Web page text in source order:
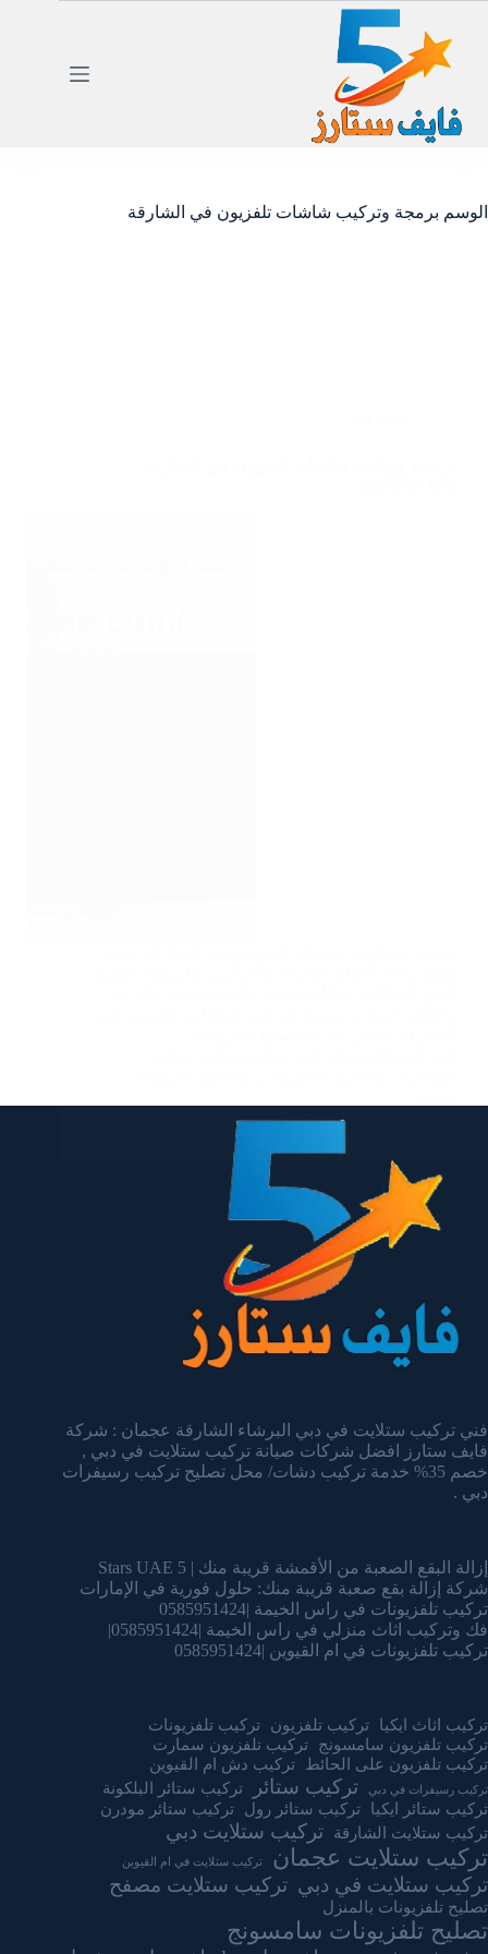
المحتوى
الوسم برمجة وتركيب شاشات تلفزيون في الشارقة
يناير 13, 2025
فني تركيب ستلايت في دبي البرشاء الشارقة عجمان : شركة
فايف ستارز افضل شركات صيانة تركيب ستلايت في دبي ,
خصم 35% خدمة تركيب دشات/ محل تصليح تركيب رسيفرات
دبي .
إزالة البقع الصعبة من الأقمشة قريبة منك | 5 Stars UAE
شركة إزالة بقع صعبة قريبة منك: حلول فورية في الإمارات
تركيب تلفزيونات في راس الخيمة |0585951424
فك وتركيب اثاث منزلي في راس الخيمة |0585951424|
تركيب تلفزيونات في ام القيوين |0585951424
تركيب اثاث ايكيا تركيب تلفزيون
تركيب تلفزيونات
تركيب تلفزيون سامسونج
تركيب تلفزيون سمارت
تركيب تلفزيون على الحائط
تركيب دش ام القيوين
تركيب رسيفرات في دبي تركيب ستائر
تركيب ستائر البلكونة
تركيب ستائر ايكيا
تركيب ستائر رول
تركيب ستائر مودرن
تركيب ستلايت الشارقة
تركيب ستلايت دبي
تركيب ستلايت عجمان تركيب ستلايت في ام القيوين
تركيب ستلايت في دبي تركيب ستلايت مصفح
تصليح تلفزيونات بالمنزل
تصليح تلفزيونات سامسونج